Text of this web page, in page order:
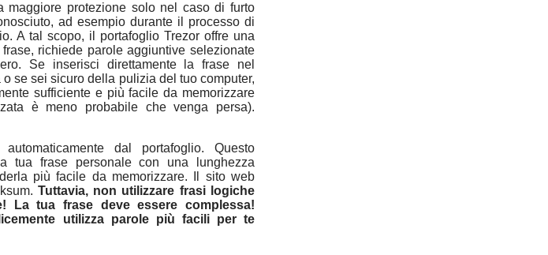
maggiore protezione solo nel caso di furto
ad esempio durante il processo di
A tal scopo, il portafoglio Trezor offre una
richiede parole aggiuntive selezionate
Se inserisci direttamente la frase nel
se sei sicuro della pulizia del tuo computer,
sufficiente e più facile da memorizzare
è meno probabile che venga persa).
dal portafoglio. Questo
tua frase personale con una lunghezza
più facile da memorizzare. Il sito web
Tuttavia, non utilizzare frasi logiche
La tua frase deve essere complessa!
utilizza parole più facili per te